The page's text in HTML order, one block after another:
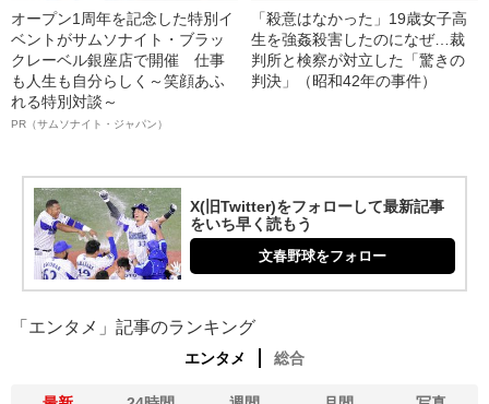
オープン1周年を記念した特別イ
ベントがサムソナイト・ブラッ
クレーベル銀座店で開催 仕事
も人生も自分らしく～笑顔あふ
れる特別対談～
PR（サムソナイト・ジャパン）
「殺意はなかった」19歳女子高
生を強姦殺害したのになぜ…裁
判所と検察が対立した「驚きの
判決」（昭和42年の事件）
X(旧Twitter)をフォローして最新記事
をいち早く読もう
文春野球をフォロー
「エンタメ」記事のランキング
エンタメ 総合